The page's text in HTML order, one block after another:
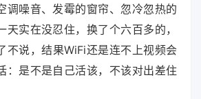
调噪音、发霉的窗帘、忽冷忽热的
天实在没忍住，换了个六百多的，
不说，结果WiFi还是连不上视频会
：是不是自己活该，不该对出差住